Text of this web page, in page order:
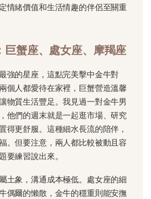
情緒價值和生活情趣的伴侶至關重
巨蟹座、處女座、摩羯座
強的星座，這點完美擊中金牛對
個人都愛待在家裡，巨蟹營造溫馨
物質生活豐足。我見過一對金牛男
他們的週末就是一起逛市場、研究
得更舒服。這種細水長流的陪伴，
。但要注意，兩人都比較被動且容
要練習說出來。
土象，溝通成本極低。處女座的細
偶爾的懶散，金牛的穩重則能安撫